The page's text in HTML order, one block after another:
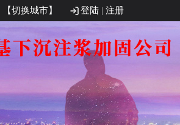
【切换城市】 登陆 | 注册